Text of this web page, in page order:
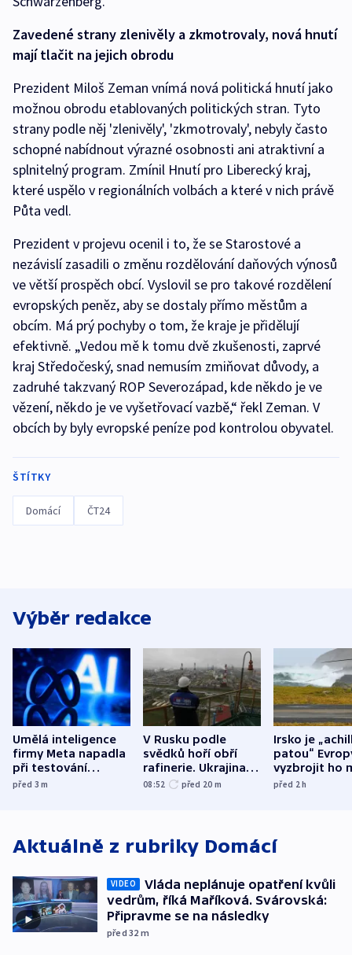
Zavedené strany zlenivěly a zkmotrovaly, nová hnutí
mají tlačit na jejich obrodu
Prezident Miloš Zeman vnímá nová politická hnutí jako
možnou obrodu etablovaných politických stran. Tyto
strany podle něj 'zlenivěly', 'zkmotrovaly', nebyly často
schopné nabídnout výrazné osobnosti ani atraktivní a
splnitelný program. Zmínil Hnutí pro Liberecký kraj,
které uspělo v regionálních volbách a které v nich právě
Půta vedl.
Prezident v projevu ocenil i to, že se Starostové a
nezávislí zasadili o změnu rozdělování daňových výnosů
ve větší prospěch obcí. Vyslovil se pro takové rozdělení
evropských peněz, aby se dostaly přímo městům a
obcím. Má prý pochyby o tom, že kraje je přidělují
efektivně. „Vedou mě k tomu dvě zkušenosti, zaprvé
kraj Středočeský, snad nemusím zmiňovat důvody, a
zadruhé takzvaný ROP Severozápad, kde někdo je ve
vězení, někdo je ve vyšetřovací vazbě,“ řekl Zeman. V
obcích by byly evropské peníze pod kontrolou obyvatel.
ŠTÍTKY
Domácí ČT24
Výběr redakce
Umělá inteligence
firmy Meta napadla
při testování
systém jiné
před 3m
V Rusku podle
svědků hoří obří
rafinerie. Ukrajina
hlásí oběti
08:52 před 20 m
Irsko je
patou“
vyzbrojit ho
Francie
před 2h
Aktuálně z rubriky Domácí
VIDEO
Vláda neplánuje opatření kvůli
vedrům, říká Maříková. Svárovská:
Připravme se na následky
před 32 m